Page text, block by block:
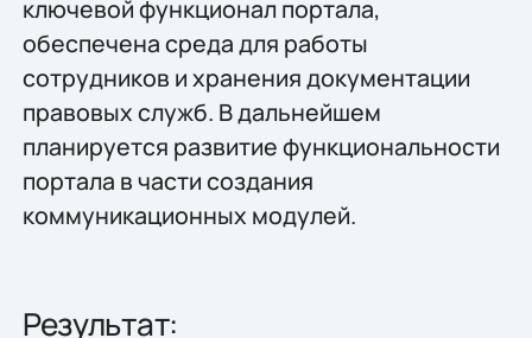
ключевой функционал портала,
обеспечена среда для работы
сотрудников и хранения документации
правовых служб. В дальнейшем
планируется развитие функциональности
портала в части создания
коммуникационных модулей.
Результат: